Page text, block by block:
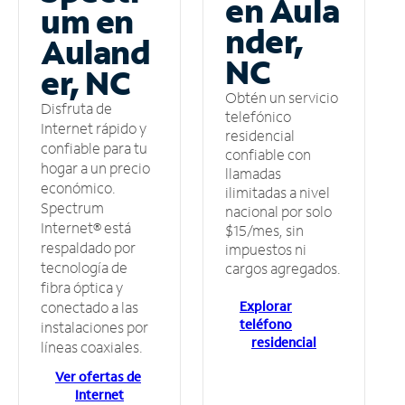
um en
Auland
er, NC
Disfruta de
Internet rápido y
confiable para tu
hogar a un precio
económico.
Spectrum
Internet® está
respaldado por
tecnología de
fibra óptica y
conectado a las
instalaciones por
líneas coaxiales.
Ver ofertas de
Internet
en Aula
nder,
NC
Obtén un servicio
telefónico
residencial
confiable con
llamadas
ilimitadas a nivel
nacional por solo
$15/mes, sin
impuestos ni
cargos agregados.
Explorar
teléfono
residencial